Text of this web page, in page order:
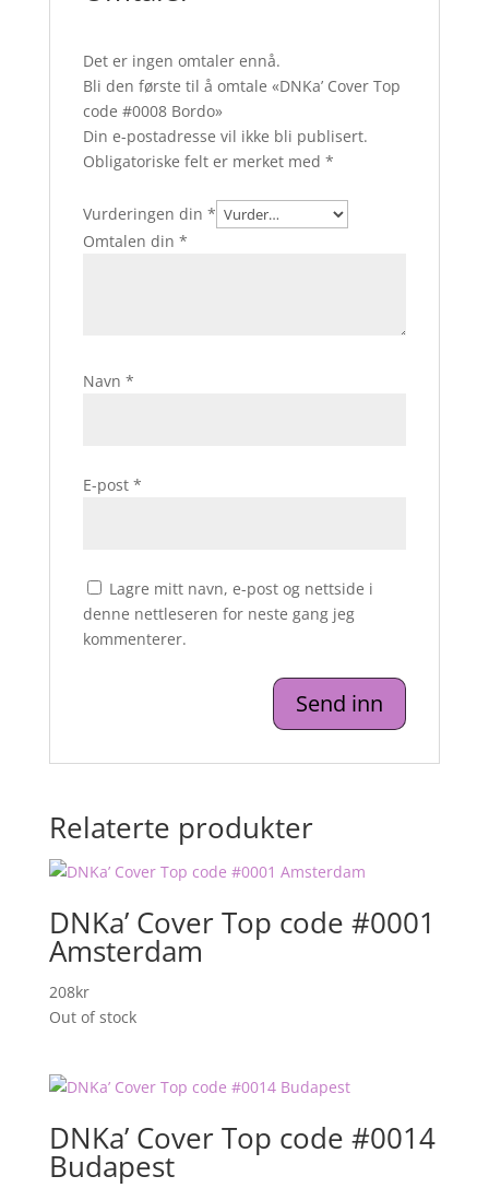
Det er ingen omtaler ennå.
Bli den første til å omtale «DNKa’ Cover Top
code #0008 Bordo»
Din e-postadresse vil ikke bli publisert.
Obligatoriske felt er merket med *
Vurderingen din *
Omtalen din *
Navn *
E-post *
Lagre mitt navn, e-post og nettside i
denne nettleseren for neste gang jeg
kommenterer.
Relaterte produkter
DNKa’ Cover Top code #0001
Amsterdam
208kr
Out of stock
DNKa’ Cover Top code #0014
Budapest